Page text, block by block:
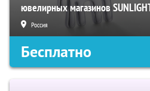
ювелирных магазинов
Россия
Бесплатно